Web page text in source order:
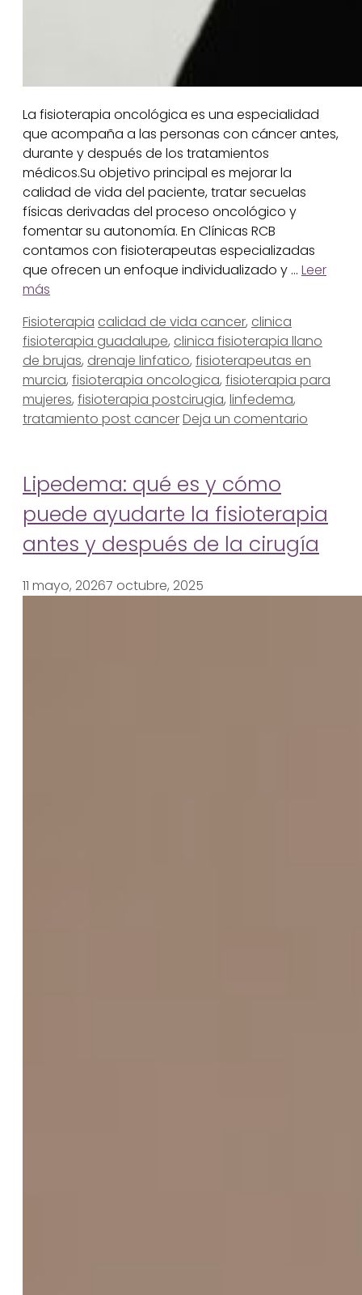
La fisioterapia oncológica es una especialidad
que acompaña a las personas con cáncer antes,
durante y después de los tratamientos
médicos.Su objetivo principal es mejorar la
calidad de vida del paciente, tratar secuelas
físicas derivadas del proceso oncológico y
fomentar su autonomía. En Clínicas RCB
contamos con fisioterapeutas especializadas
que ofrecen un enfoque individualizado y … Leer
más
Categorías
Fisioterapia Etiquetas
calidad de vida cancer, clinica
fisioterapia guadalupe, clinica fisioterapia llano
de brujas, drenaje linfatico, fisioterapeutas en
murcia, fisioterapia oncologica, fisioterapia para
mujeres, fisioterapia postcirugia, linfedema,
tratamiento post cancerDeja un comentario
Lipedema: qué es y cómo
puede ayudarte la fisioterapia
antes y después de la cirugía
11 mayo, 20267 octubre, 2025